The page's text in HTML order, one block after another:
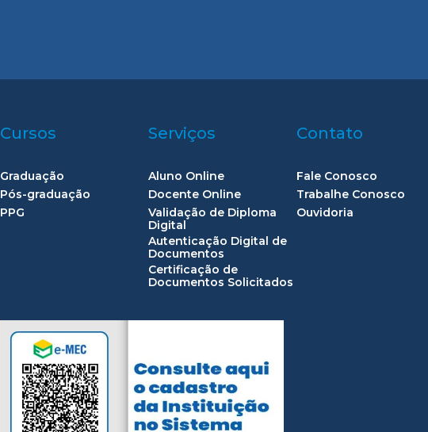
Cursos
Graduação
Pós-graduação
PPG
Serviços
Aluno Online
Docente Online
Validação de Diploma
Digital
Autenticação Digital de
Documentos
Certificação de
Documentos Solicitados
Contato
Fale Conosco
Trabalhe Conosco
Ouvidoria